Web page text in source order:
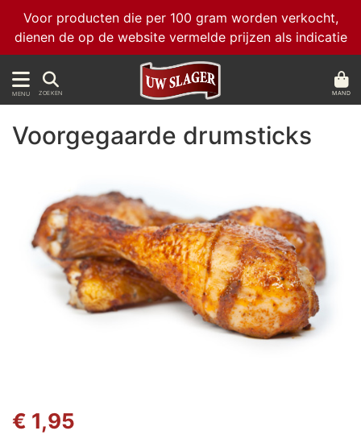
Voor producten die per 100 gram worden verkocht,
dienen de op de website vermelde prijzen als indicatie
MENU ZOEKEN MAND
Voorgegaarde drumsticks
€ 1,95